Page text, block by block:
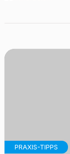
PRAXIS-TIPPS